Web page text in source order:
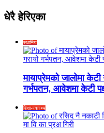
धेरै हेरिएका
स्थानिय
मायाप्रेमको जालोमा
गर्भपतन, आवेशमा केटी
शिक्षा-स्वास्थ्य